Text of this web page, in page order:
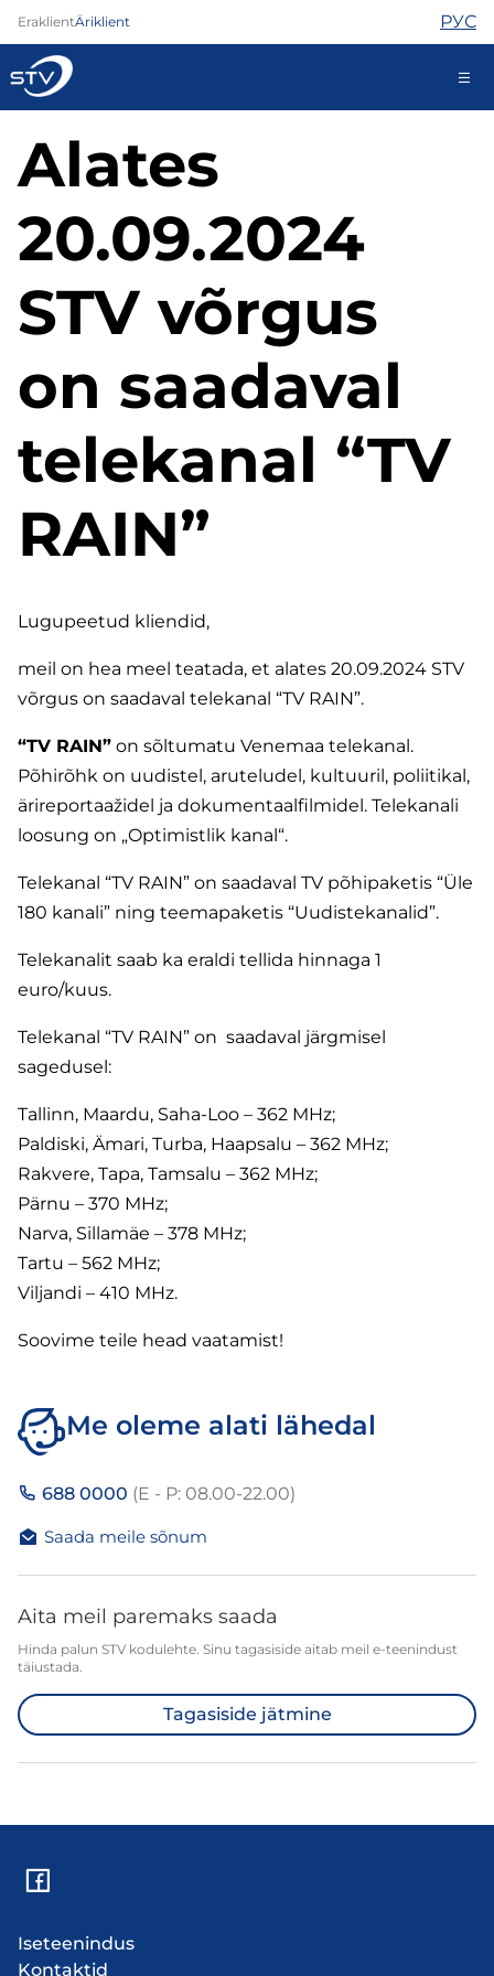
EraklientÄriklient РУС
kontakt@stv.ee
Iseteenindus
TV
Telefon
Abi
Pood
Kontaktid
Uudised
Alates
20.09.2024
STV võrgus
on saadaval
telekanal “TV
RAIN”
Lugupeetud kliendid,
meil on hea meel teatada, et alates 20.09.2024 STV
võrgus on saadaval telekanal “TV RAIN”.
“TV RAIN” on sõltumatu Venemaa telekanal.
Põhirõhk on uudistel, aruteludel, kultuuril, poliitikal,
ärireportaažidel ja dokumentaalfilmidel. Telekanali
loosung on „Optimistlik kanal“.
Telekanal “TV RAIN” on saadaval TV põhipaketis “Üle
180 kanali” ning teemapaketis “Uudistekanalid”.
Telekanalit saab ka eraldi tellida hinnaga 1
euro/kuus.
Telekanal “TV RAIN” on saadaval järgmisel
sagedusel:
Tallinn, Maardu, Saha-Loo – 362 MHz;
Paldiski, Ämari, Turba, Haapsalu – 362 MHz;
Rakvere, Tapa, Tamsalu – 362 MHz;
Pärnu – 370 MHz;
Narva, Sillamäe – 378 MHz;
Tartu – 562 MHz;
Viljandi – 410 MHz.
Soovime teile head vaatamist!
Me oleme alati lähedal
688 0000 (E - P: 08.00-22.00)
Saada meile sõnum
Aita meil paremaks saada
Hinda palun STV kodulehte. Sinu tagasiside aitab meil e-teenindust
täiustada.
Tagasiside jätmine
Iseteenindus
Kontaktid